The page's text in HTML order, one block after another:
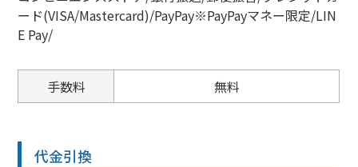
ード(VISA/Mastercard)/PayPay※PayPayマネー限定/LIN
E Pay/
手数料 無料
代金引換